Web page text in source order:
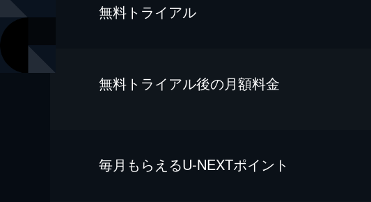
無料トライアル
無料トライアル後の⽉額料金
毎⽉もらえるU-NEXTポイント